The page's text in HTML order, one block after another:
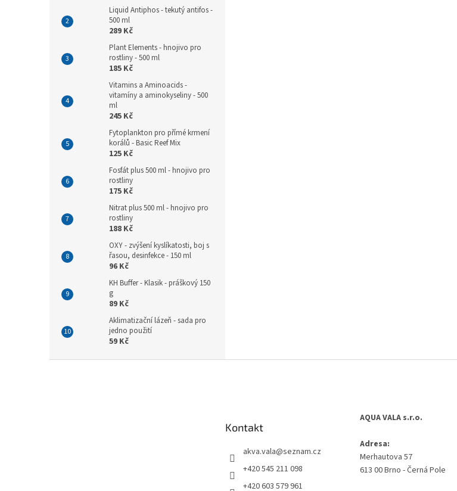
Liquid Antiphos - tekutý antifos -
500 ml
289 Kč
Plant Elements - hnojivo pro
rostliny - 500 ml
185 Kč
Vitamins a Aminoacids -
vitamíny a aminokyseliny - 500
ml
245 Kč
Fytoplankton pro přímé krmení
korálů - Basic Reef Mix
125 Kč
Fosfát plus 500 ml - hnojivo pro
rostliny
175 Kč
Nitrat plus 500 ml - hnojivo pro
rostliny
188 Kč
OXY - zvýšení kyslíkatosti, boj s
řasou, desinfekce - 150 ml
96 Kč
KH Buffer - Klasik - práškový 150
g
89 Kč
Aklimatizační lázeň - sada pro
jedno použití
59 Kč
Kontakt
akva.vala@seznam.cz
+420 545 211 098
+420 603 579 961
AQUA VALA s.r.o.
Adresa:
Merhautova 57
613 00 Brno - Černá Pole